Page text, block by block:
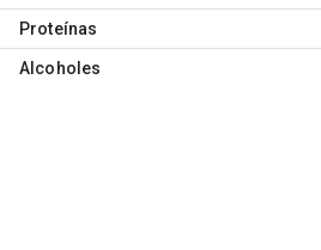
Proteínas
Alcoholes